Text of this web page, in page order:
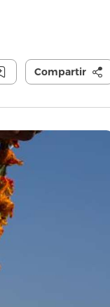
Compartir